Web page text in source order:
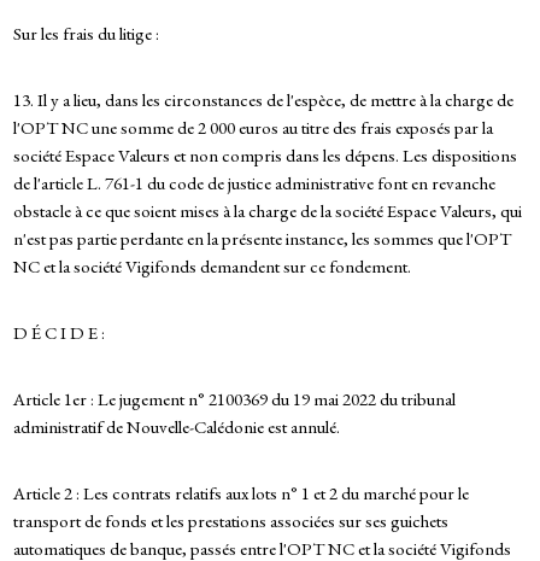
Sur les frais du litige :
13. Il y a lieu, dans les circonstances de l'espèce, de mettre à la charge de
l'OPT NC une somme de 2 000 euros au titre des frais exposés par la
société Espace Valeurs et non compris dans les dépens. Les dispositions
de l'article L. 761-1 du code de justice administrative font en revanche
obstacle à ce que soient mises à la charge de la société Espace Valeurs, qui
n'est pas partie perdante en la présente instance, les sommes que l'OPT
NC et la société Vigifonds demandent sur ce fondement.
D É C I D E :
Article 1er : Le jugement n° 2100369 du 19 mai 2022 du tribunal
administratif de Nouvelle-Calédonie est annulé.
Article 2 : Les contrats relatifs aux lots n° 1 et 2 du marché pour le
transport de fonds et les prestations associées sur ses guichets
automatiques de banque, passés entre l'OPT NC et la société Vigifonds